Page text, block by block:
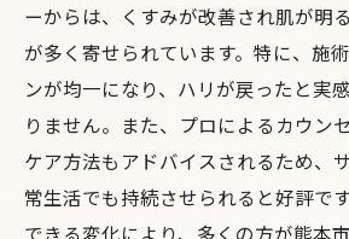
ーからは、くすみが改善され肌が明
が多く寄せられています。特に、施
ンが均一になり、ハリが戻ったと実
りません。また、プロによるカウン
ケア方法もアドバイスされるため、
常生活でも持続させられると好評で
できる変化により、多くの方が熊本